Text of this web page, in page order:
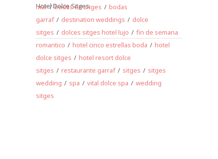
Hotel Dolce Sitges.
mar / bodas en sitges / bodas
garraf / destination weddings / dolce
sitges / dolces sitges hotel lujo / fin de semana
romantico / hotel cinco estrellas boda / hotel
dolce sitges / hotel resort dolce
sitges / restaurante garraf / sitges / sitges
wedding / spa / vital dolce spa / wedding
sitges